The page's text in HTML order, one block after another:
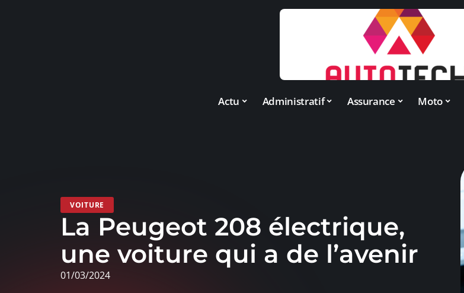
Actu Administratif Assurance Moto
VOITURE
La Peugeot 208 électrique,
une voiture qui a de l’avenir
01/03/2024